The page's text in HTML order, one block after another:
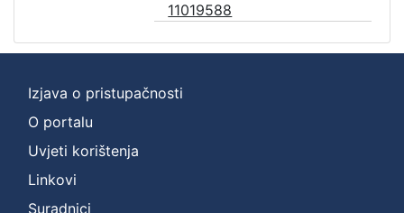
11019588
Izjava o pristupačnosti
O portalu
Uvjeti korištenja
Linkovi
Suradnici